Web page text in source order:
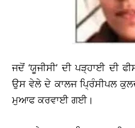
ਜਦੋਂ ‘ਯੂਜੀਸੀ’ ਦੀ ਪੜ੍ਹਾਈ ਦੀ
ਉਸ ਵੇਲੇ ਦੇ ਕਾਲਜ ਪ੍ਰਿੰਸੀਪਲ
ਮੁਆਫ ਕਰਵਾਈ ਗਈ।